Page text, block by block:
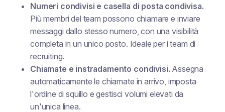
Numeri condivisi e casella di posta condivisa.
Più membri del team possono chiamare e inviare
messaggi dallo stesso numero, con una visibilità
completa in un unico posto. Ideale per i team di
recruiting.
Chiamate e instradamento condivisi. Assegna
automaticamente le chiamate in arrivo, imposta
l'ordine di squillo e gestisci volumi elevati da
un'unica linea.